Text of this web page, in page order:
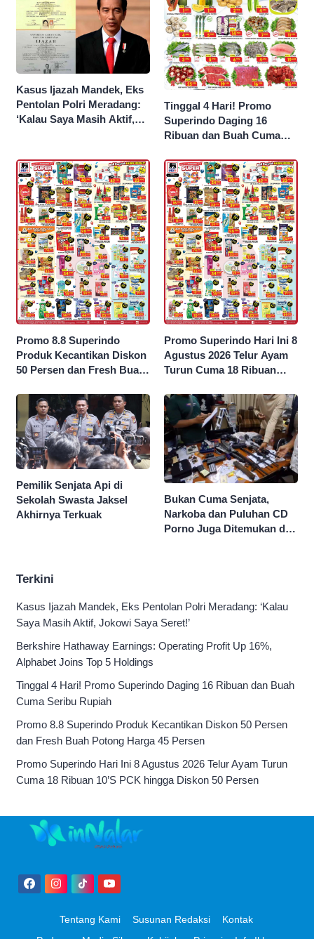
Kasus Ijazah Mandek, Eks
Pentolan Polri Meradang:
‘Kalau Saya Masih Aktif,
Tinggal 4 Hari! Promo
Superindo Daging 16
Ribuan dan Buah Cuma
Promo 8.8 Superindo
Produk Kecantikan Diskon
50 Persen dan Fresh Buah
Promo Superindo Hari Ini 8
Agustus 2026 Telur Ayam
Turun Cuma 18 Ribuan
Persen
Pemilik Senjata Api di
Sekolah Swasta Jaksel
Akhirnya Terkuak
Bukan Cuma Senjata,
Narkoba dan Puluhan CD
Porno Juga Ditemukan di
Terkini
Kasus Ijazah Mandek, Eks Pentolan Polri Meradang: ‘Kalau
Saya Masih Aktif, Jokowi Saya Seret!’
Berkshire Hathaway Earnings: Operating Profit Up 16%,
Alphabet Joins Top 5 Holdings
Tinggal 4 Hari! Promo Superindo Daging 16 Ribuan dan Buah
Cuma Seribu Rupiah
Promo 8.8 Superindo Produk Kecantikan Diskon 50 Persen
dan Fresh Buah Potong Harga 45 Persen
Promo Superindo Hari Ini 8 Agustus 2026 Telur Ayam Turun
Cuma 18 Ribuan 10’S PCK hingga Diskon 50 Persen
Tentang Kami Susunan Redaksi
Kontak